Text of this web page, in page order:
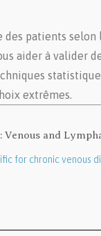
des patients selon
aider à valider
extrêmes.
Venous and
for chronic venous